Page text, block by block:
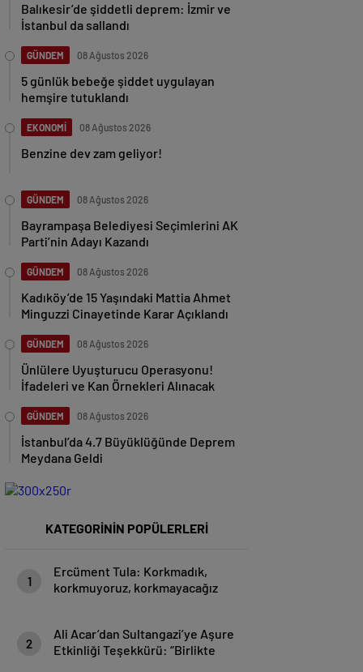
Balıkesir’de şiddetli deprem: İzmir ve
İstanbul da sallandı
GÜNDEM 08 Ağustos 2026
5 günlük bebeğe şiddet uygulayan
hemşire tutuklandı
EKONOMİ 08 Ağustos 2026
Benzine dev zam geliyor!
GÜNDEM 08 Ağustos 2026
Bayrampaşa Belediyesi Seçimlerini AK
Parti’nin Adayı Kazandı
GÜNDEM 08 Ağustos 2026
Kadıköy’de 15 Yaşındaki Mattia Ahmet
Minguzzi Cinayetinde Karar Açıklandı
GÜNDEM 08 Ağustos 2026
Ünlülere Uyuşturucu Operasyonu!
İfadeleri ve Kan Örnekleri Alınacak
GÜNDEM 08 Ağustos 2026
İstanbul’da 4.7 Büyüklüğünde Deprem
Meydana Geldi
KATEGORİNİN POPÜLERLERİ
1
Ercüment Tula: Korkmadık,
korkmuyoruz, korkmayacağız
2
Ali Acar’dan Sultangazi’ye Aşure
Etkinliği Teşekkürü: “Birlikte